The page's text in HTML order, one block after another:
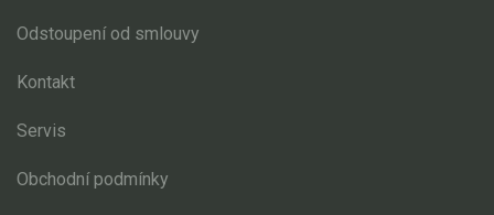
Odstoupení od smlouvy
Kontakt
Servis
Obchodní podmínky